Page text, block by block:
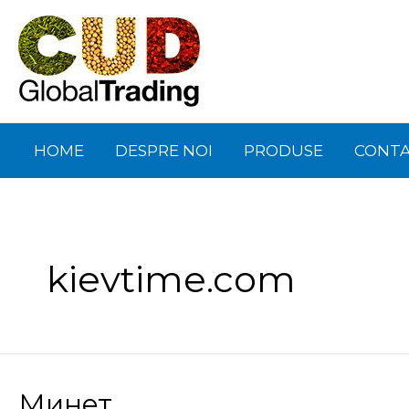
content
HOME DESPRE NOI PRODUSE
kievtime.com
Минет